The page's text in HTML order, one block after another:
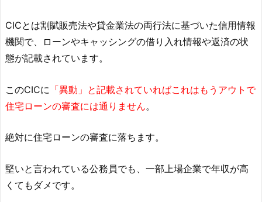
CICとは割賦販売法や貸金業法の両行法に基づいた信用情報
機関で、ローンやキャッシングの借り入れ情報や返済の状
態が記載されています。
このCICに 「異動」と記載されていればこれはもうアウトで
住宅ローンの審査には通りません。
絶対に住宅ローンの審査に落ちます。
堅いと言われている公務員でも、一部上場企業で年収が高
くてもダメです。